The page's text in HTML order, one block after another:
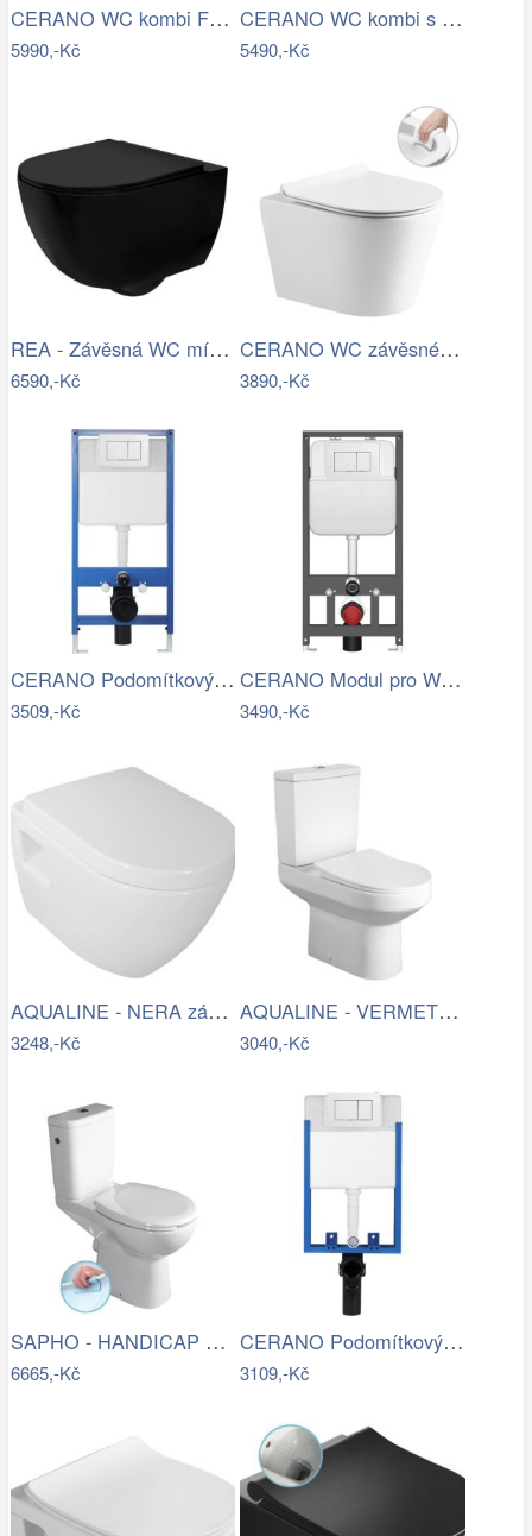
CERANO WC kombi Forte, Rimless + Slim…
5990,-Kč
CERANO WC kombi s umývátkem Hygisink,…
5490,-Kč
REA - Závěsná WC mísa včetně sedátka…
6590,-Kč
CERANO WC závěsné Carlito, Rimless +…
3890,-Kč
CERANO Podomítkový WC set, modul, WC…
3509,-Kč
CERANO Modul pro WC závěsné Prime -…
3490,-Kč
AQUALINE - NERA závěsná WC mísa, 35…
3248,-Kč
AQUALINE - VERMET WC kombi, spodní…
3040,-Kč
SAPHO - HANDICAP WC kombi zvýšený sedák…
6665,-Kč
CERANO Podomítkový WC set, modul, WC…
3109,-Kč